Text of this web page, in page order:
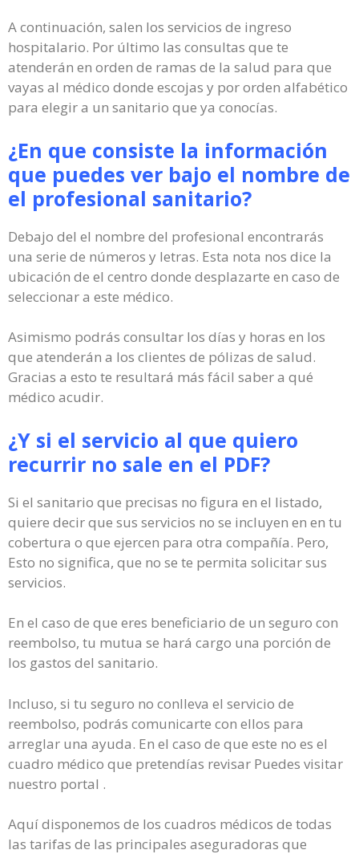
A continuación, salen los servicios de ingreso
hospitalario. Por último las consultas que te
atenderán en orden de ramas de la salud para que
vayas al médico donde escojas y por orden alfabético
para elegir a un sanitario que ya conocías.
¿En que consiste la información
que puedes ver bajo el nombre de
el profesional sanitario?
Debajo del el nombre del profesional encontrarás
una serie de números y letras. Esta nota nos dice la
ubicación de el centro donde desplazarte en caso de
seleccionar a este médico.
Asimismo podrás consultar los días y horas en los
que atenderán a los clientes de pólizas de salud.
Gracias a esto te resultará más fácil saber a qué
médico acudir.
¿Y si el servicio al que quiero
recurrir no sale en el PDF?
Si el sanitario que precisas no figura en el listado,
quiere decir que sus servicios no se incluyen en en tu
cobertura o que ejercen para otra compañía. Pero,
Esto no significa, que no se te permita solicitar sus
servicios.
En el caso de que eres beneficiario de un seguro con
reembolso, tu mutua se hará cargo una porción de
los gastos del sanitario.
Incluso, si tu seguro no conlleva el servicio de
reembolso, podrás comunicarte con ellos para
arreglar una ayuda. En el caso de que este no es el
cuadro médico que pretendías revisar Puedes visitar
nuestro portal .
Aquí disponemos de los cuadros médicos de todas
las tarifas de las principales aseguradoras que